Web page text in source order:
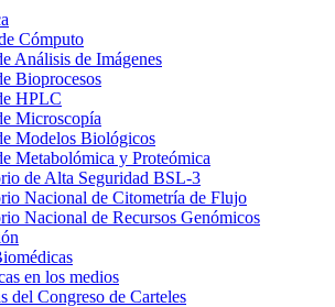
Cómputo
Análisis de Imágenes
Bioprocesos
HPLC
Microscopía
Modelos Biológicos
Metabolómica y Proteómica
de Alta Seguridad BSL-3
Nacional de Citometría de Flujo
Nacional de Recursos Genómicos
en los medios
del Congreso de Carteles